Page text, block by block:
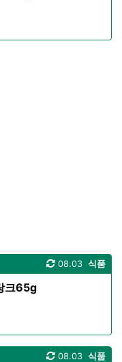
식품
08.03
크65g
식품
08.03